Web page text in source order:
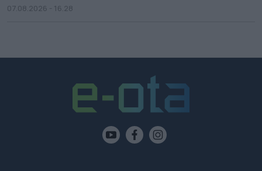
07.08.2026 - 16.28